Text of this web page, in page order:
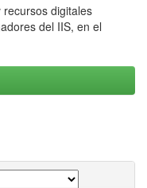
digitales
del IIS, en el